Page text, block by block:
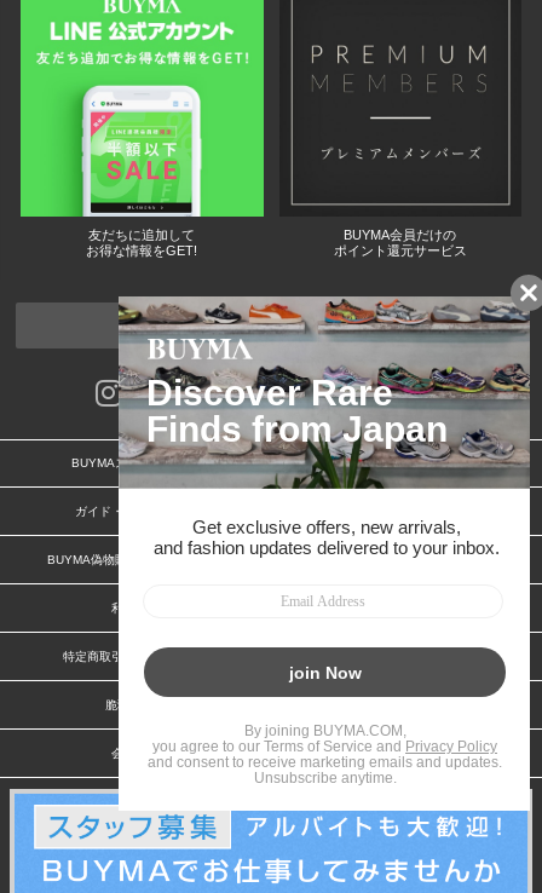
友だちに追加して
お得な情報をGET!
BUYMA会員だけの
ポイント還元サービス
ページトップへ
BUYMAスタートガイド 安心への取り組み
ガイド・お問い合わせ
BUYMA偽物販売防止の取り組み BUYMA CARD
利用規約
特定商取引法に関する表記
脆弱性報告
会社案内 スタッフ募集